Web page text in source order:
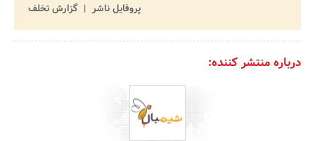
پروفایل ناشر
گزارش تخلف
درباره منتشر کننده: